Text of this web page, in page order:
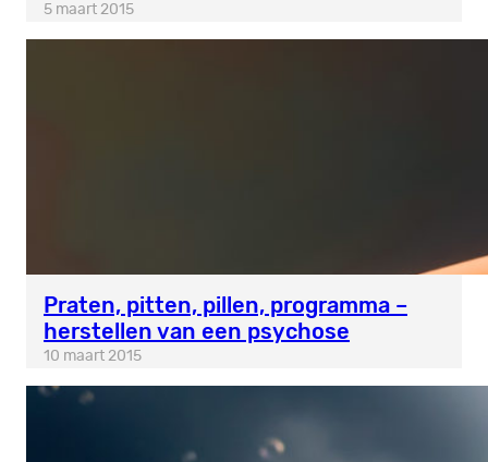
5 maart 2015
Praten, pitten, pillen, programma –
herstellen van een psychose
10 maart 2015